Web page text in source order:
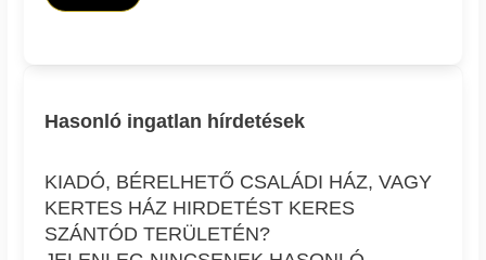
Hasonló ingatlan hírdetések
KIADÓ, BÉRELHETŐ CSALÁDI HÁZ, VAGY
KERTES HÁZ HIRDETÉST KERES
SZÁNTÓD TERÜLETÉN?